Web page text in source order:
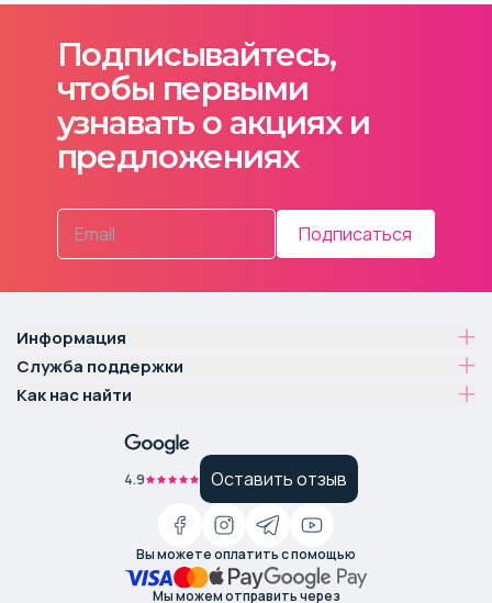
Подписывайтесь,
чтобы первыми
узнавать о акциях и
предложениях
Подписаться
Информация
Служба поддержки
Как нас найти
4.9 Оставить отзыв
Вы можете оплатить с помощью
Мы можем отправить через